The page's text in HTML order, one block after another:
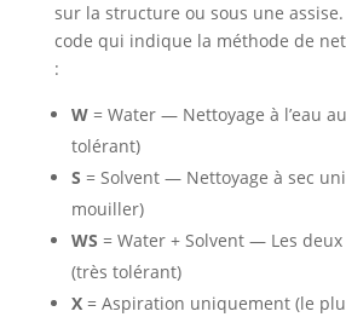
sur la structure ou sous une
code qui indique la méthode de
:
W= Water — Nettoyage à l’eau
tolérant)
S = Solvent — Nettoyage à sec
mouiller)
WS = Water + Solvent — Les
(très tolérant)
X= Aspiration uniquement (le